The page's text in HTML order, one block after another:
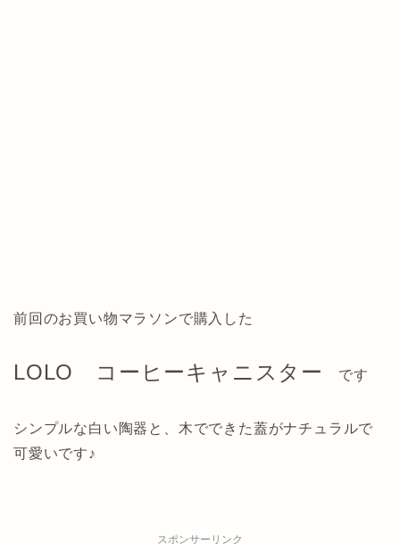
前回のお買い物マラソンで購入した
LOLO コーヒーキャニスター です
シンプルな白い陶器と、木でできた蓋がナチュラルで
可愛いです♪
スポンサーリンク